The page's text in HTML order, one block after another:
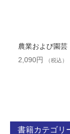
農業および園
2,090円 （税込）
書籍カテゴリ